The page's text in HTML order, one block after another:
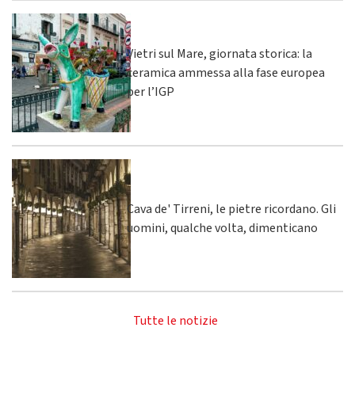
Vietri sul Mare, giornata storica: la
ceramica ammessa alla fase europea
per l’IGP
Cava de' Tirreni, le pietre ricordano. Gli
uomini, qualche volta, dimenticano
Tutte le notizie